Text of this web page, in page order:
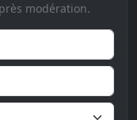
modération.